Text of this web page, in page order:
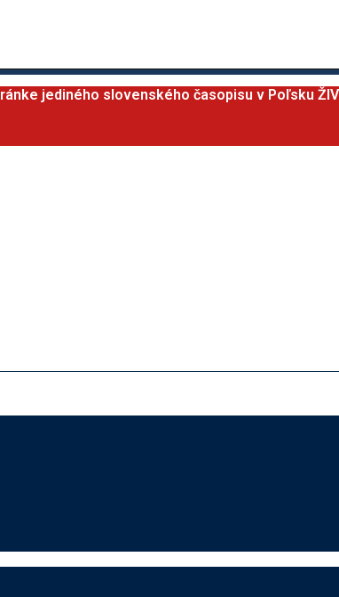
jediného slovenského časopisu v Poľsku